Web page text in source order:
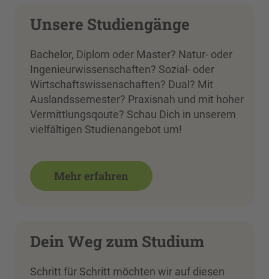
Unsere Studiengänge
Bachelor, Diplom oder Master? Natur- oder
Ingenieurwissenschaften? Sozial- oder
Wirtschaftswissenschaften? Dual? Mit
Auslandssemester? Praxisnah und mit hoher
Vermittlungsqoute? Schau Dich in unserem
vielfältigen Studienangebot um!
Mehr erfahren
Dein Weg zum Studium
Schritt für Schritt möchten wir auf diesen